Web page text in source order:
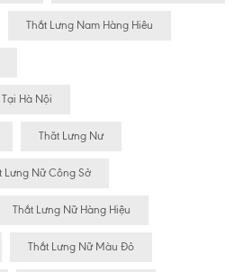
Thắt Lưng Nam Hàng Hiêu
Hà Nội
Thăt Lưng Nư
Lưng Nữ Công Sở
Thắt Lưng Nữ Hàng Hiệu
Thắt Lưng Nữ Màu Đỏ